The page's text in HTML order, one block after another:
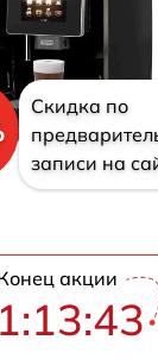
Скидка по
записи на
акции